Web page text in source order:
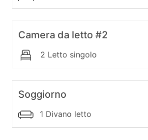
Camera da letto #2
2 Letto singolo
Soggiorno
1 Divano letto